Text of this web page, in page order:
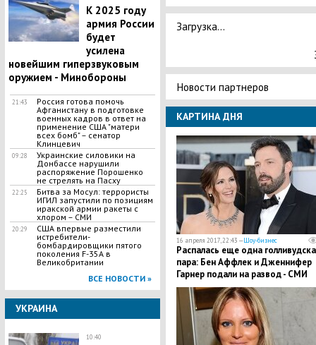
К 2025 году
армия России
будет
усилена
новейшим гиперзвуковым
оружием - Минобороны
21:43
Россия готова помочь
Афганистану в подготовке
военных кадров в ответ на
применение США "матери
всех бомб" – сенатор
Клинцевич
09:28
Украинские силовики на
Донбассе нарушили
распоряжение Порошенко
не стрелять на Пасху
22:25
Битва за Мосул: террористы
ИГИЛ запустили по позициям
иракской армии ракеты с
хлором – СМИ
20:29
США впервые разместили
истребители-
бомбардировщики пятого
поколения F-35A в
Великобритании
ВСЕ НОВОСТИ »
УКРАИНА
10:40
Загрузка...
Новости партнеров
КАРТИНА ДНЯ
16 апреля 2017, 22:43 —Шоу-бизнес
Распалась еще одна
пара: Бен Аффлек и Дженнифер
Гарнер подали на развод - СМИ